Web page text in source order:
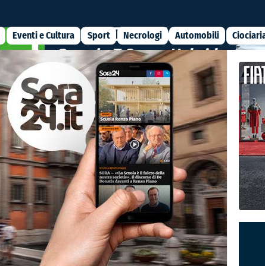
Eventi e Cultura Sport Necrologi Automobili